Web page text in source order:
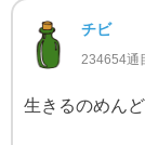
チビ
234654通
生きるのめん